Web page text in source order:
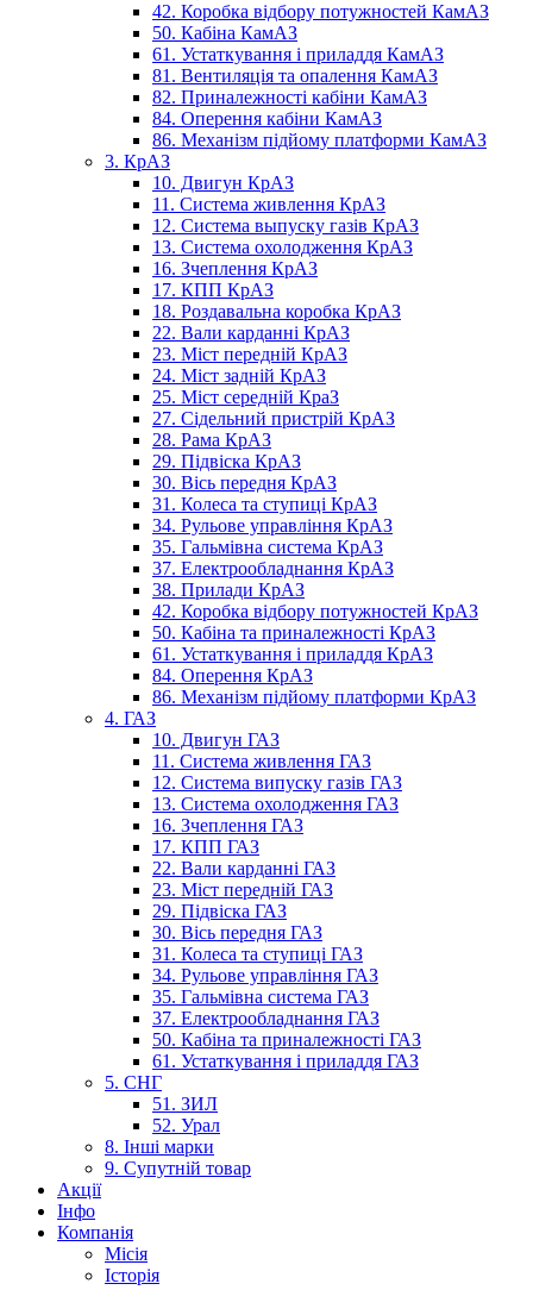
42. Коробка відбору потужностей КамАЗ
50. Кабіна КамАЗ
61. Устаткування і приладдя КамАЗ
81. Вентиляція та опалення КамАЗ
82. Приналежності кабіни КамАЗ
84. Оперення кабіни КамАЗ
86. Механізм підйому платформи КамАЗ
3. КрАЗ
10. Двигун КрАЗ
11. Система живлення КрАЗ
12. Система выпуску газів КрАЗ
13. Система охолодження КрАЗ
16. Зчеплення КрАЗ
17. КПП КрАЗ
18. Роздавальна коробка КрАЗ
22. Вали карданні КрАЗ
23. Міст передній КрАЗ
24. Міст задній КрАЗ
25. Міст середній КраЗ
27. Сідельний пристрій КрАЗ
28. Рама КрАЗ
29. Підвіска КрАЗ
30. Вісь передня КрАЗ
31. Колеса та ступиці КрАЗ
34. Рульове управління КрАЗ
35. Гальмівна система КрАЗ
37. Електрообладнання КрАЗ
38. Прилади КрАЗ
42. Коробка відбору потужностей КрАЗ
50. Кабіна та приналежності КрАЗ
61. Устаткування і приладдя КрАЗ
84. Оперення КрАЗ
86. Механізм підйому платформи КрАЗ
4. ГАЗ
10. Двигун ГАЗ
11. Система живлення ГАЗ
12. Система випуску газів ГАЗ
13. Система охолодження ГАЗ
16. Зчеплення ГАЗ
17. КПП ГАЗ
22. Вали карданні ГАЗ
23. Міст передній ГАЗ
29. Підвіска ГАЗ
30. Вісь передня ГАЗ
31. Колеса та ступиці ГАЗ
34. Рульове управління ГАЗ
35. Гальмівна система ГАЗ
37. Електрообладнання ГАЗ
50. Кабіна та приналежності ГАЗ
61. Устаткування і приладдя ГАЗ
5. СНГ
51. ЗИЛ
52. Урал
8. Інші марки
9. Супутній товар
Акції
Інфо
Компанія
Місія
Історія